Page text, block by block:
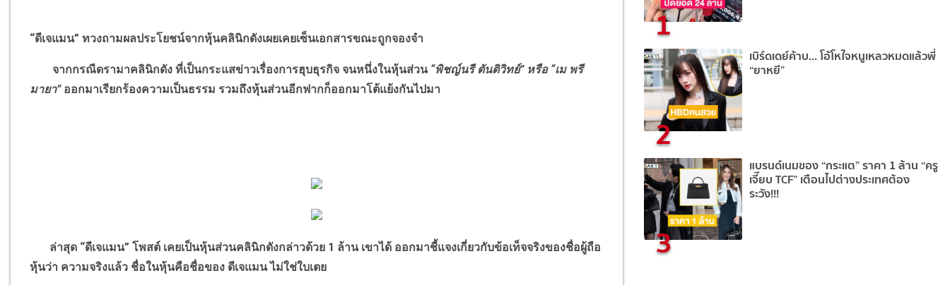
“ดีเจแมน”ทวงถามผลประโยชน์จากหุ้นคลินิกดังเผยเคยเซ็นเอกสารขณะถูกจองจำ
จากกรณีดรามาคลินิกดัง ที่เป็นกระแสข่าวเรื่องการฮุบธุรกิจ จนหนึ่งในหุ้นส่วน “พิชญ์นรี ตันติวิทย์” หรือ “เม พรี
มายา” ออกมาเรียกร้องความเป็นธรรม รวมถึงหุ้นส่วนอีกฟากก็ออกมาโต้แย้งกันไปมา
ล่าสุด “ดีเจแมน”โพสต์ เคยเป็นหุ้นส่วนคลินิกดังกล่าวด้วย 1 ล้าน เขาได้ ออกมาชี้แจงเกี่ยวกับข้อเท็จจริงของชื่อผู้ถือ
หุ้นว่า ความจริงแล้ว ชื่อในหุ้นคือชื่อของ ดีเจแมน ไม่ใช่ใบเตย
1
2
เบิร์ดเดย์ค้าบ... โอ้โหใจหนูเหลวหมดแล้วพี่
“ยาหยี”
3
แบรนด์เนมของ “กระแต” ราคา 1 ล้าน “ครู
เจี๊ยบ TCF” เตือนไปต่างประเทศต้อง
ระวัง!!!